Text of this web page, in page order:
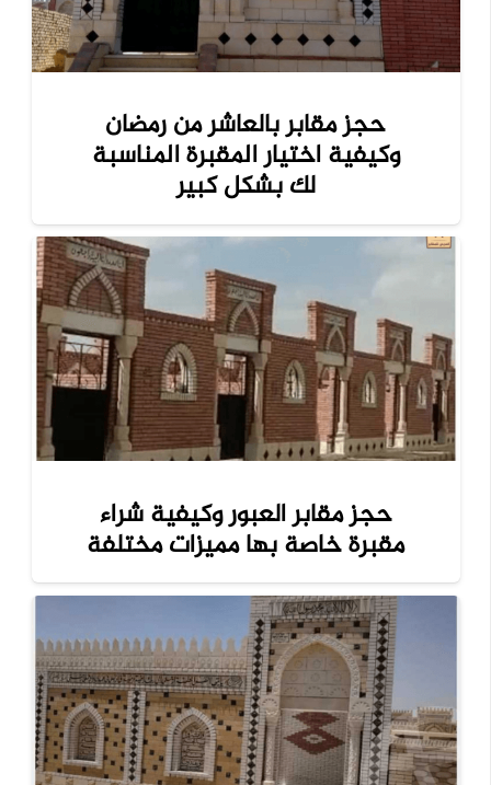
حجز مقابر بالعاشر من رمضان
وكيفية اختيار المقبرة المناسبة
لك بشكل كبير
حجز مقابر العبور وكيفية شراء
مقبرة خاصة بها مميزات مختلفة